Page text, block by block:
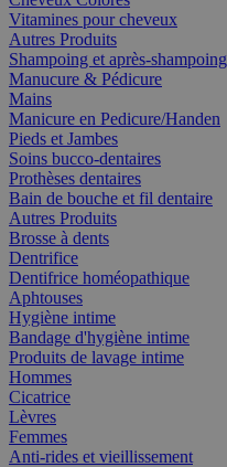
Vitamines pour cheveux
Autres Produits
Shampoing et après-shampoing
Manucure & Pédicure
Mains
Manicure en Pedicure/Handen
Pieds et Jambes
Soins bucco-dentaires
Prothèses dentaires
Bain de bouche et fil dentaire
Autres Produits
Brosse à dents
Dentrifice
Dentifrice homéopathique
Aphtouses
Hygiène intime
Bandage d'hygiène intime
Produits de lavage intime
Hommes
Cicatrice
Lèvres
Femmes
Anti-rides et vieillissement